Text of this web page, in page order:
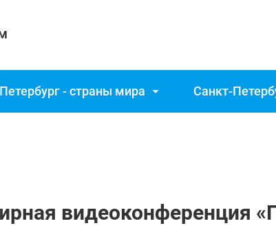
- страны мира
видеоконференция